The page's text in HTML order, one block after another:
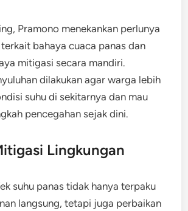
Pramono menekankan perlunya
bahaya cuaca panas dan
mitigasi secara mandiri.
dilakukan agar warga lebih
suhu di sekitarnya dan mau
pencegahan sejak dini.
Lingkungan
suhu panas tidak hanya terpaku
langsung, tetapi juga perbaikan